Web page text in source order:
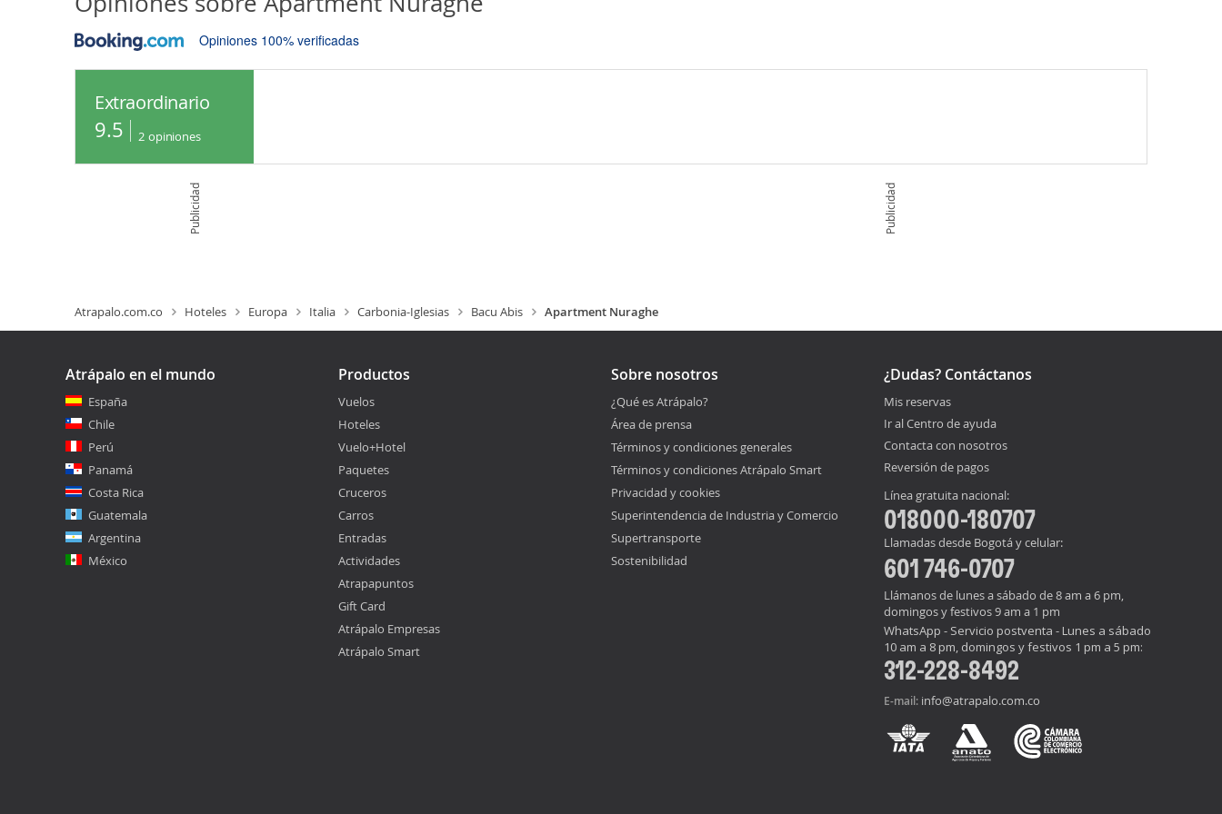
Opiniones 100% verificadas
Extraordinario
9.5 2 opiniones
Publicidad Publicidad
Atrapalo.com.co Hoteles Europa Italia Carbonia-Iglesias Bacu Abis Apartment Nuraghe
Atrápalo en el mundo
España
Chile
Perú
Panamá
Costa Rica
Guatemala
Argentina
México
Productos
Vuelos
Hoteles
Vuelo+Hotel
Paquetes
Cruceros
Carros
Entradas
Actividades
Atrapapuntos
Gift Card
Atrápalo Empresas
Atrápalo Smart
Sobre nosotros
¿Qué es Atrápalo?
Área de prensa
Términos y condiciones generales
Términos y condiciones Atrápalo Smart
Privacidad y cookies
Superintendencia de Industria y Comercio
Supertransporte
Sostenibilidad
¿Dudas? Contáctanos
Mis reservas
Ir al Centro de ayuda
Contacta con nosotros
Reversión de pagos
Línea gratuita nacional:
018000-180707
Llamadas desde Bogotá y celular:
601 746-0707
Llámanos de lunes a sábado de 8 am a 6 pm,
domingos y festivos 9 am a 1 pm
WhatsApp - Servicio postventa - Lunes a sábado
10 am a 8 pm, domingos y festivos 1 pm a 5 pm:
312-228-8492
E-mail: info@atrapalo.com.co